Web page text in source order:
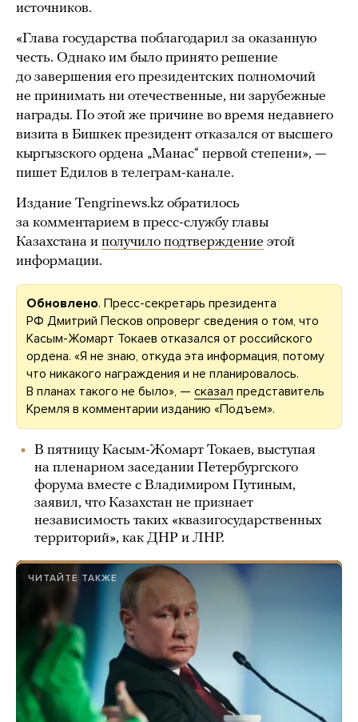
источников.
«Глава государства поблагодарил за оказанную
честь. Однако им было принято решение
до завершения его президентских полномочий
не принимать ни отечественные, ни зарубежные
награды. По этой же причине во время недавнего
визита в Бишкек президент отказался от высшего
кыргызского ордена „Манас“ первой степени», —
пишет Едилов в телеграм-канале.
Издание Tengrinews.kz обратилось
за комментарием в пресс-службу главы
Казахстана и получило подтверждение этой
информации.
Обновлено. Пресс-секретарь президента
РФ Дмитрий Песков опроверг сведения о том, что
Касым-Жомарт Токаев отказался от российского
ордена. «Я не знаю, откуда эта информация, потому
что никакого награждения и не планировалось.
В планах такого не было», — сказал представитель
Кремля в комментарии изданию «Подъем».
В пятницу Касым-Жомарт Токаев, выступая
на пленарном заседании Петербургского
форума вместе с Владимиром Путиным,
заявил, что Казахстан не признает
независимость таких «квазигосударственных
территорий», как ДНР и ЛНР.
ЧИТАЙТЕ ТАКЖЕ